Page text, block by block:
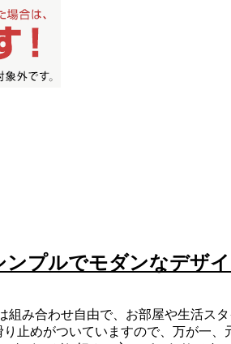
プルでモダンなデザ
み合わせ自由で、お部屋や生活ス
止めがついていますので、万が一